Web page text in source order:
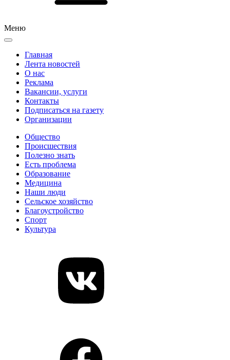
Меню
Главная
Лента новостей
О нас
Реклама
Вакансии, услуги
Контакты
Подписаться на газету
Организации
Общество
Происшествия
Полезно знать
Есть проблема
Образование
Медицина
Наши люди
Сельское хозяйство
Благоустройство
Спорт
Культура